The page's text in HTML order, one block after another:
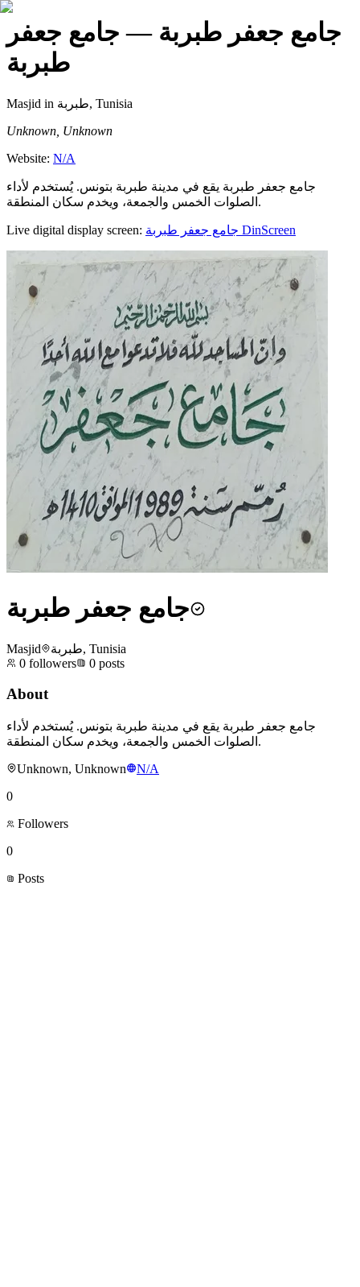
جامع جعفر طبربة — جامع جعفر
طبربة
Masjid
in طبربة, Tunisia
Unknown, Unknown
Website: N/A
جامع جعفر طبربة يقع في مدينة طبربة بتونس. يُستخدم لأداء
الصلوات الخمس والجمعة، ويخدم سكان المنطقة.
Live digital display screen: جامع جعفر طبربة DinScreen
جامع جعفر طبربة
Masjid
طبربة, Tunisia
0 followers 0 posts
About
جامع جعفر طبربة يقع في مدينة طبربة بتونس. يُستخدم لأداء
الصلوات الخمس والجمعة، ويخدم سكان المنطقة.
Unknown, Unknown
N/A
0
Followers
0
Posts